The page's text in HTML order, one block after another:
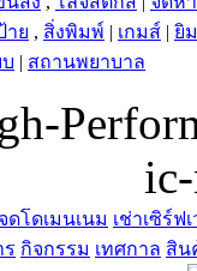
าย , สิ่งพิมพ์ | เกมส์ | ยิม
| สถานพยาบาล
จดโดเมนเนม เช่าเซิร์ฟ
กิจกรรม เทศกาล สิน